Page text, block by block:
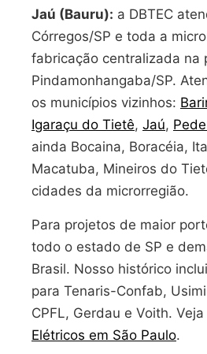
Jaú (Bauru): a DBTEC
Córregos/SP e toda a
fabricação centralizada na
Pindamonhangaba/SP.
os municípios vizinhos:
Igaraçu do Tietê, Jaú,
ainda Bocaina, Boracéia,
Macatuba, Mineiros do
cidades da microrregião.
Para projetos de maior
todo o estado de SP e
Brasil. Nosso histórico
para Tenaris-Confab,
CPFL, Gerdau e Voith.
Elétricos em São Paulo.